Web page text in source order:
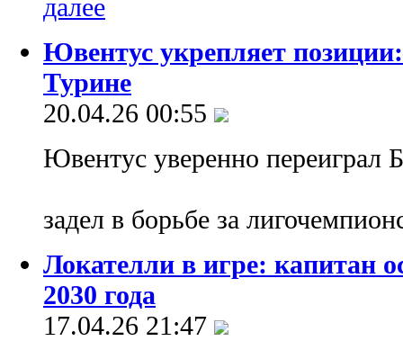
Ювентус укрепляет
Турине
20.04.26 00:55
Ювентус уверенно переиграл
задел в борьбе за
Локателли в игре: капитан
2030 года
17.04.26 21:47